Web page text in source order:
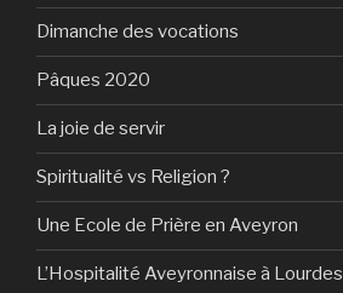
Dimanche des vocations
Pâques 2020
La joie de servir
Spiritualité vs Religion ?
Une Ecole de Prière en Aveyron
L’Hospitalité Aveyronnaise à Lourdes